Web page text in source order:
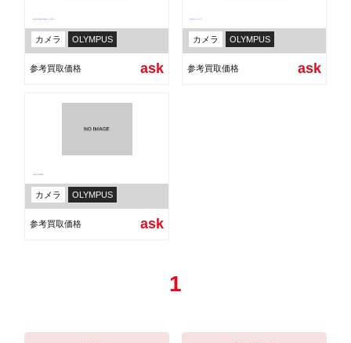
OM-D E-M1 Mark II ボディ
カメラ OLYMPUS
参考買取価格 ask
OM-D シリーズ
カメラ OLYMPUS
参考買取価格 ask
OM-D E-M1X
カメラ OLYMPUS
参考買取価格 ask
1